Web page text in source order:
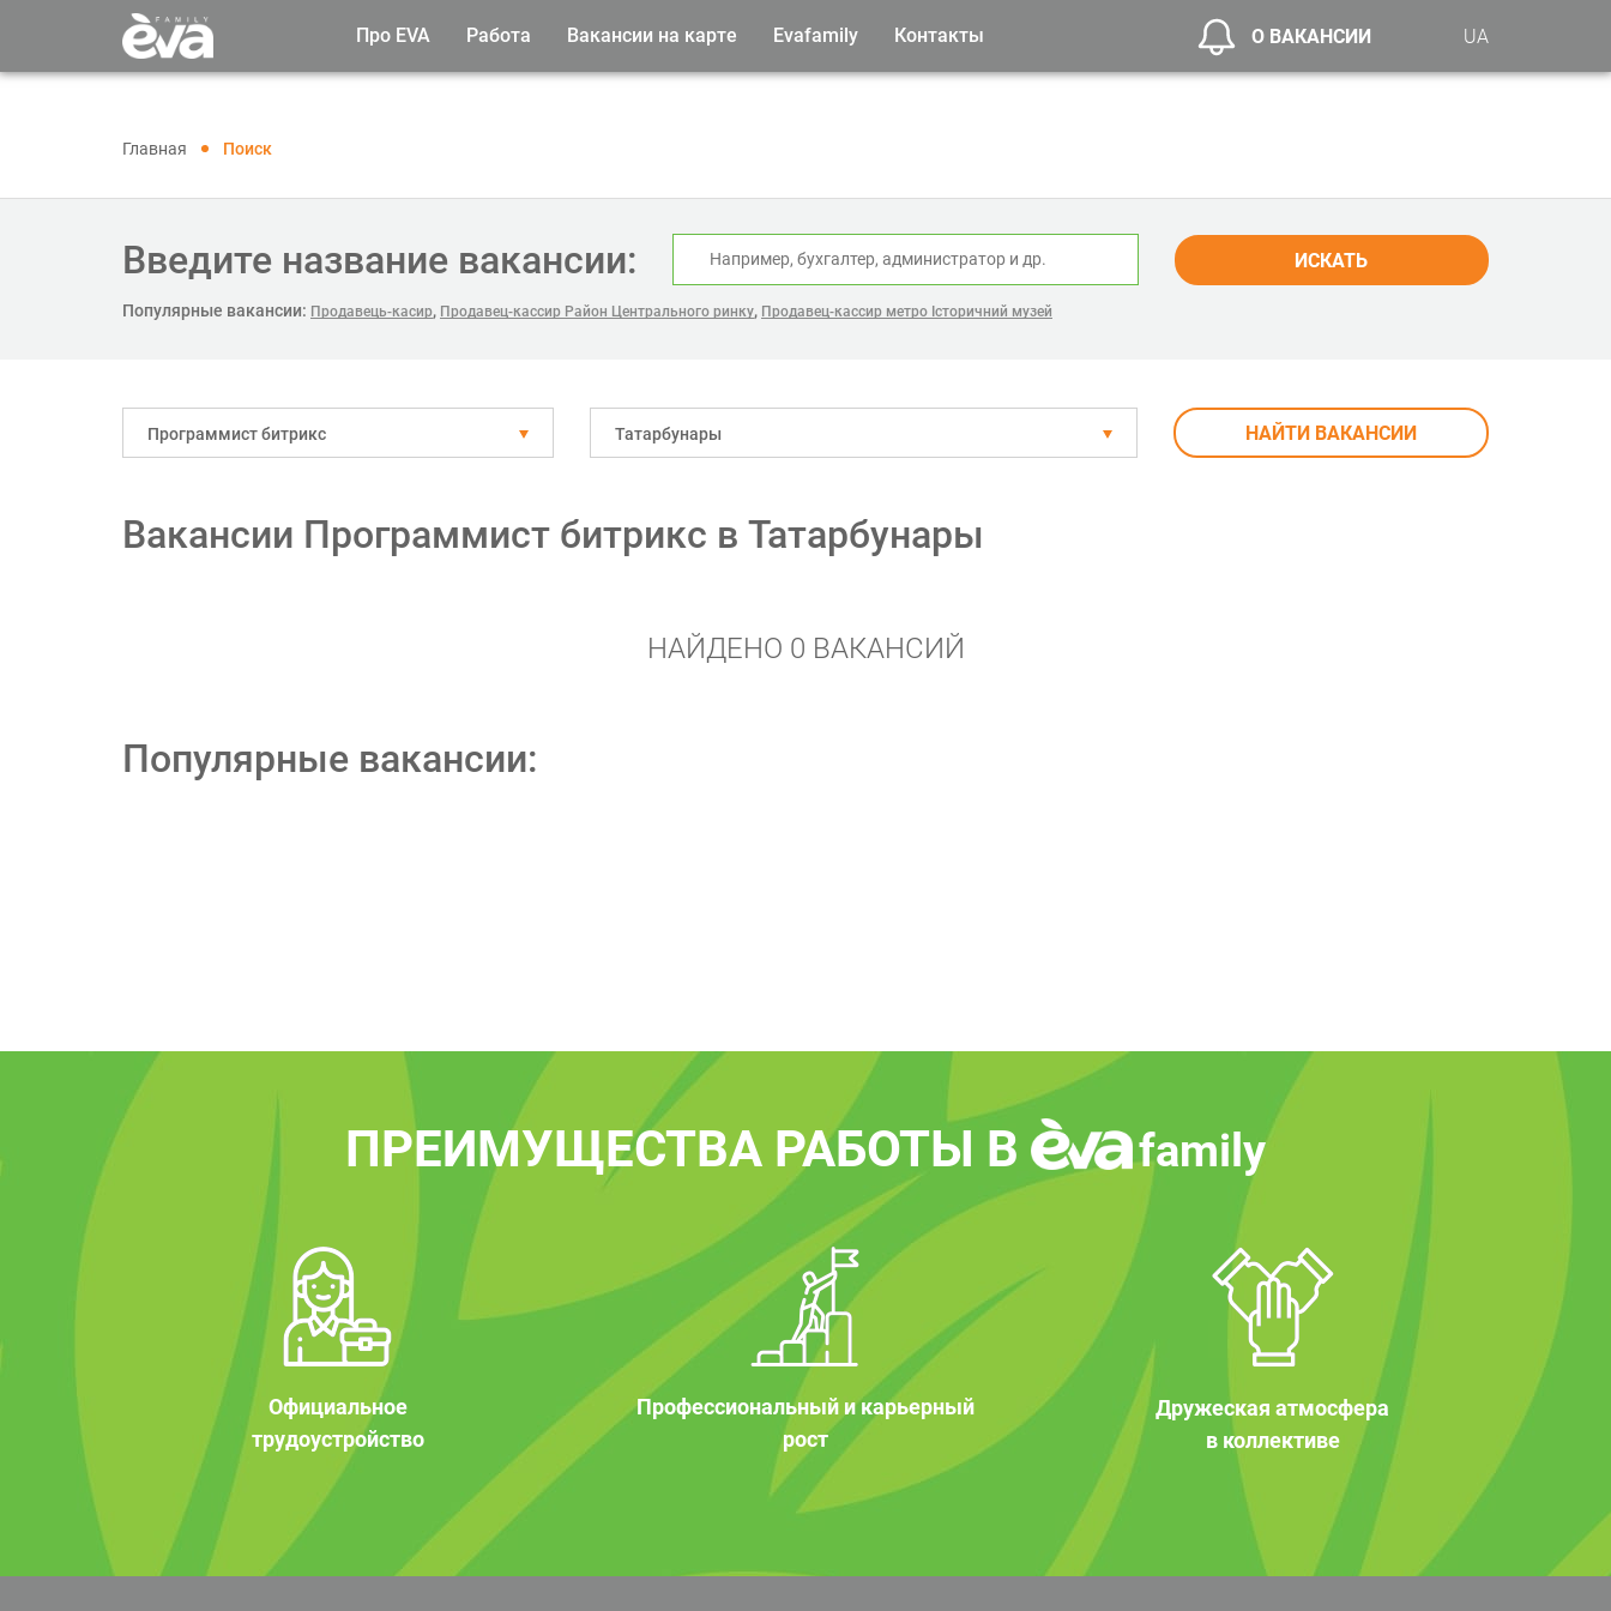
Про EVA Работа Вакансии на карте Evafamily Контакты О ВАКАНСИИ UA
Главная Поиск
Введите название вакансии: ИСКАТЬ
Популярные вакансии: Продавець-касир, Продавец-кассир Район Центрального ринку, Продавец-кассир метро Історичний музей
Программист битрикс Татарбунары НАЙТИ ВАКАНСИИ
Вакансии Программист битрикс в Татарбунары
НАЙДЕНО 0 ВАКАНСИЙ
Популярные вакансии:
ПРЕИМУЩЕСТВА РАБОТЫ В family
Официальное
трудоустройство
Профессиональный и карьерный
рост
Дружеская атмосфера
в коллективе